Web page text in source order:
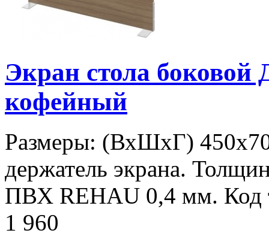
Экран стола
кофейный
Размеры: (ВхШхГ)
держатель экрана.
ПВХ REHAU 0,4 мм. Код
1 960